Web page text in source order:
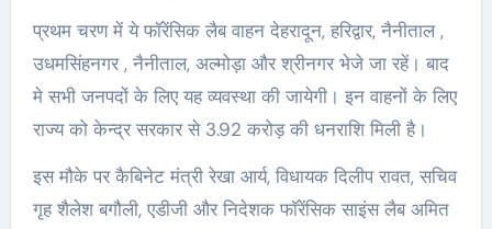
प्रथम चरण में ये फॉरेंसिक लैब वाहन देहरादून, हरिद्वार, नैनीताल ,
उधमसिंहनगर , नैनीताल, अल्मोड़ा और श्रीनगर भेजे जा रहें। बाद
मे सभी जनपदों के लिए यह व्यवस्था की जायेगी। इन वाहनों के लिए
राज्य को केन्द्र सरकार से 3.92 करोड़ की धनराशि मिली है।
इस मौके पर कैबिनेट मंत्री रेखा आर्य, विधायक दिलीप रावत, सचिव
गृह शैलेश बगौली, एडीजी और निदेशक फॉरेंसिक साइंस लैब अमित